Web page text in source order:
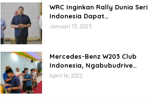
WRC Inginkan Rally Dunia Seri
Indonesia Dapat
Terselenggara 2026
Januari 15, 2025
Mercedes-Benz W203 Club
Indonesia, Ngabubudrive
Ramadhan 2022
April 16, 2022